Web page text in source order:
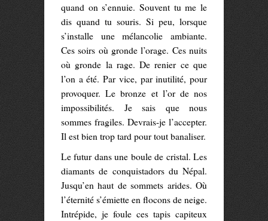
quand on s’ennuie. Souvent tu me le
dis quand tu souris. Si peu, lorsque
s’installe une mélancolie ambiante.
Ces soirs où gronde l’orage. Ces nuits
où gronde la rage. De renier ce que
l’on a été. Par vice, par inutilité, pour
provoquer. Le bronze et l’or de nos
impossibilités. Je sais que nous
sommes fragiles. Devrais-je l’accepter.
Il est bien trop tard pour tout banaliser.
Le futur dans une boule de cristal. Les
diamants de conquistadors du Népal.
Jusqu’en haut de sommets arides. Où
l’éternité s’émiette en flocons de neige.
Intrépide, je foule ces tapis capiteux